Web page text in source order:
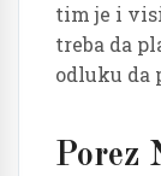
tim je i
treba da
odluku da
Porez